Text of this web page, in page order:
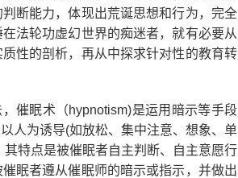
断能力，体现出荒诞思想和行为，完全
法轮功虚幻世界的痴迷者，就有必要从
性的剖析，再从中探求针对性的教育转
催眠术（hypnotism)是运用暗示等手段
人为诱导(如放松、集中注意、想象、单
特点是被催眠者自主判断、自主意愿行
眠者遵从催眠师的暗示或指示，并做出